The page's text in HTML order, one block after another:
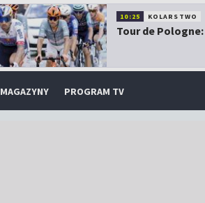
10:25 KOLARSTWO
Tour de
MAGAZYNY PROGRAM TV